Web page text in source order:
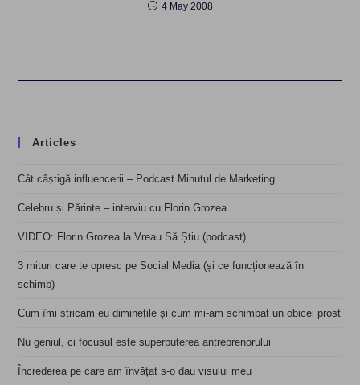
4 May 2008
Articles
Cât câștigă influencerii – Podcast Minutul de Marketing
Celebru și Părinte – interviu cu Florin Grozea
VIDEO: Florin Grozea la Vreau Să Știu (podcast)
3 mituri care te opresc pe Social Media (și ce funcționează în
schimb)
Cum îmi stricam eu diminețile și cum mi-am schimbat un obicei prost
Nu geniul, ci focusul este superputerea antreprenorului
Încrederea pe care am învățat s-o dau visului meu